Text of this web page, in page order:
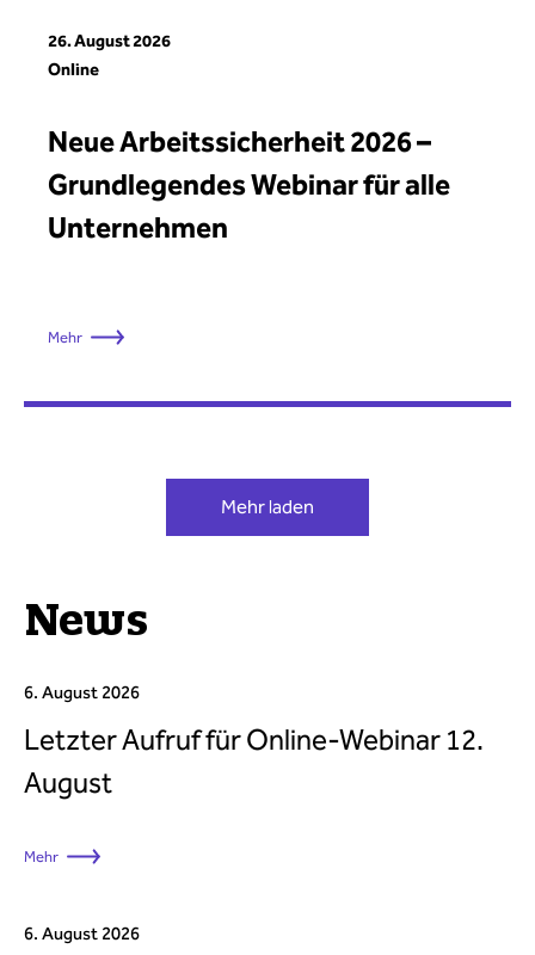
26. August 2026
Online
Neue Arbeitssicherheit 2026 –
Grundlegendes Webinar für alle
Unternehmen
Mehr
Mehr laden
News
6. August 2026
Letzter Aufruf für Online-Webinar 12.
August
Mehr
6. August 2026